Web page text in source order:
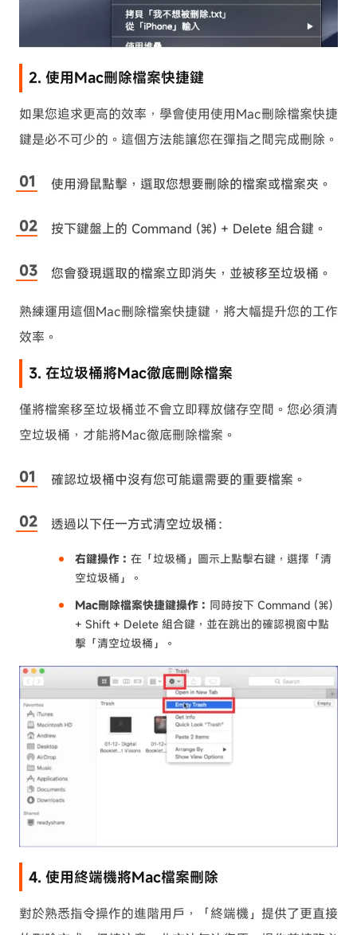
2. 使用Mac刪除檔案快捷鍵
如果您追求更高的效率，學會使用使用Mac刪除檔案快捷
鍵是必不可少的。這個方法能讓您在彈指之間完成刪除。
使用滑鼠點擊，選取您想要刪除的檔案或檔案夾。
按下鍵盤上的 Command (⌘) + Delete 組合鍵。
您會發現選取的檔案立即消失，並被移至垃圾桶。
熟練運用這個Mac刪除檔案快捷鍵，將大幅提升您的工作
效率。
3. 在垃圾桶將Mac徹底刪除檔案
僅將檔案移至垃圾桶並不會立即釋放儲存空間。您必須清
空垃圾桶，才能將Mac徹底刪除檔案。
確認垃圾桶中沒有您可能還需要的重要檔案。
透過以下任一方式清空垃圾桶：
右鍵操作： 在「垃圾桶」圖示上點擊右鍵，選擇「清
空垃圾桶」。
Mac刪除檔案快捷鍵操作： 同時按下 Command (⌘)
+ Shift + Delete 組合鍵，並在跳出的確認視窗中點
擊「清空垃圾桶」。
4. 使用終端機將Mac檔案刪除
對於熟悉指令操作的進階用戶，「終端機」提供了更直接